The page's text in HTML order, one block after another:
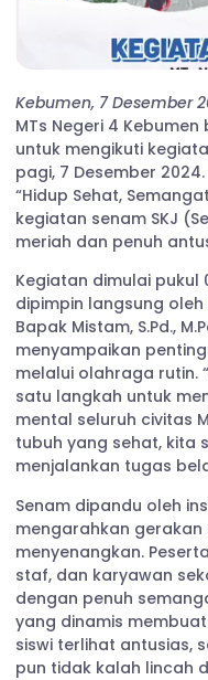
Kebumen, 7 Desember
MTs Negeri 4
untuk mengikuti
pagi, 7 Desember
“Hidup Sehat,
kegiatan senam SKJ
meriah dan penuh
Kegiatan dimulai pukul
dipimpin langsung oleh
Bapak Mistam, S.Pd.,
menyampaikan
melalui olahraga rutin.
satu langkah untuk
mental seluruh civitas
tubuh yang sehat, kita
menjalankan tugas
Senam dipandu oleh
mengarahkan
menyenangkan.
staf, dan karyawan
dengan penuh
yang dinamis
siswi terlihat antusias,
pun tidak kalah lincah